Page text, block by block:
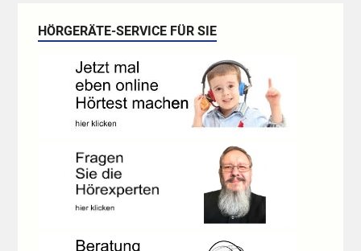
HÖRGERÄTE-SERVICE FÜR SIE